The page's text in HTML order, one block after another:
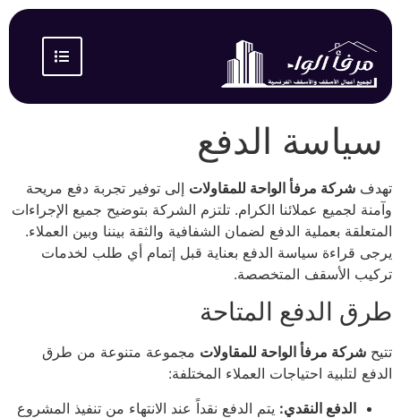
سياسة الدفع
تهدف شركة مرفأ الواحة للمقاولات إلى توفير تجربة دفع مريحة
وآمنة لجميع عملائنا الكرام. تلتزم الشركة بتوضيح جميع الإجراءات
المتعلقة بعملية الدفع لضمان الشفافية والثقة بيننا وبين العملاء.
يرجى قراءة سياسة الدفع بعناية قبل إتمام أي طلب لخدمات
تركيب الأسقف المتخصصة.
طرق الدفع المتاحة
تتيح شركة مرفأ الواحة للمقاولات مجموعة متنوعة من طرق
الدفع لتلبية احتياجات العملاء المختلفة:
الدفع النقدي: يتم الدفع نقداً عند الانتهاء من تنفيذ المشروع